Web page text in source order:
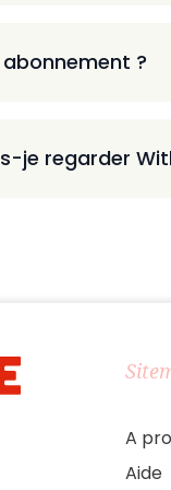
?
je regarder
A
Aide